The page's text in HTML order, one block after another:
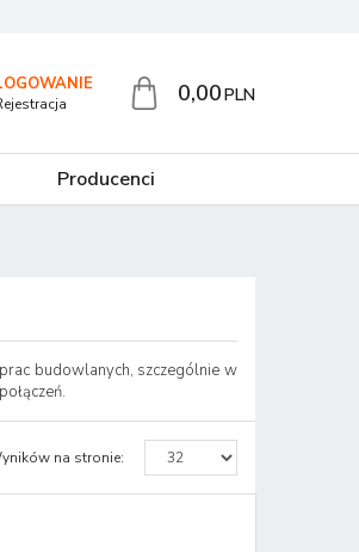
0,00PLN
Producenci
budowlanych, szczególnie w
na stronie: